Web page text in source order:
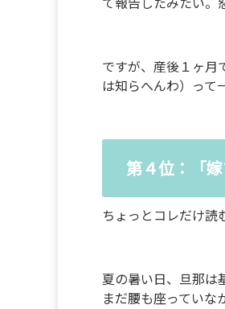
ですが、産後１ヶ月
は知らへんわ）って
第４位：「
ちょっとコレだけ読
夏の暑い日、旦那は
まだ腰も座っていな